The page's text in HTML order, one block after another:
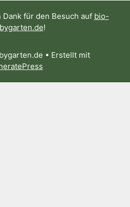
für den Besuch auf bio-
!
• Erstellt mit